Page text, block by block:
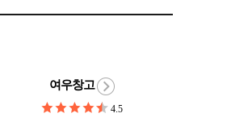
여우창고
4.5